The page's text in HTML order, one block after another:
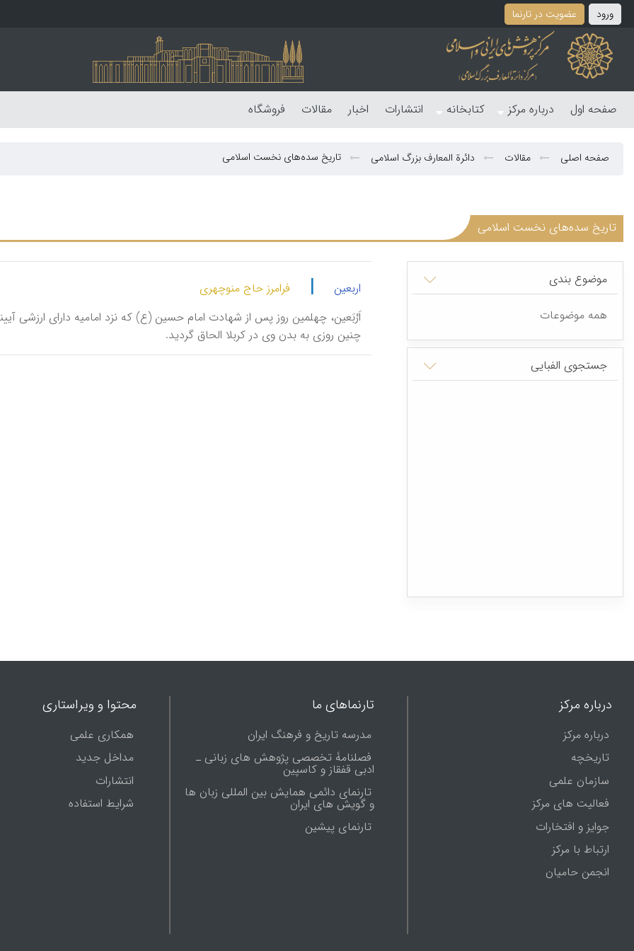
ورود عضویت در تارنما
صفحه اول درباره مرکز کتابخانه انتشارات اخبار مقالات فروشگاه
صفحه اصلی مقالات دائرة المعارف بزرگ اسلامی تاریخ سده‌های نخست اسلامی
تاریخ سده‌های نخست اسلامی
موضوع بندی
همه موضوعات
جستجوی الفبایی
اربعین |
فرامرز حاج منوچهری
اَرْبَعین، چهلمین روز پس از شهادت امام حسین (ع) که نزد امامیه دارای ارزشی
چنین روزی به بدن وی در کربلا الحاق گردید.
درباره مرکز
درباره مرکز
تاریخچه
سازمان علمی
فعالیت های مرکز
جوایز و افتخارات
ارتباط با مرکز
انجمن حامیان
تارنماهای ما
مدرسه تاریخ و فرهنگ ایران
فصلنامۀ تخصصی پژوهش های زبانی ـ
ادبی قفقاز و کاسپین
تارنمای دائمی همایش بین المللی زبان ها
و گویش های ایران
تارنماى پيشين
محتوا و ویراستاری
همکاری علمی
مداخل جدید
انتشارات
شرایط استفاده